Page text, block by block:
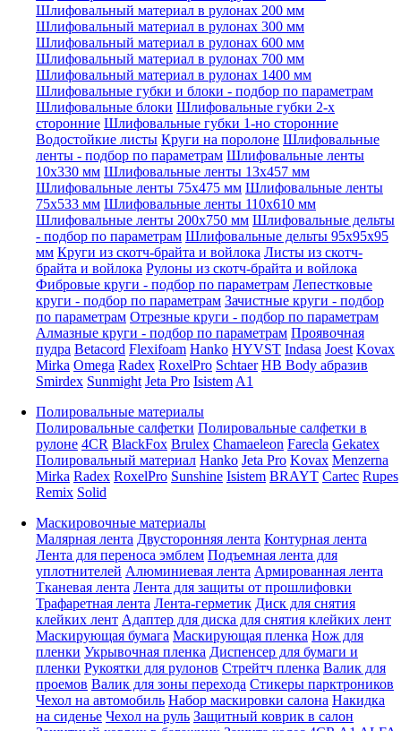
Шлифовальный материал в рулонах 200 мм
Шлифовальный материал в рулонах 300 мм
Шлифовальный материал в рулонах 600 мм
Шлифовальный материал в рулонах 700 мм
Шлифовальный материал в рулонах 1400 мм
Шлифовальные губки и блоки - подбор по параметрам
Шлифовальные блоки Шлифовальные губки 2-х
сторонние Шлифовальные губки 1-но сторонние
Водостойкие листы Круги на поролоне Шлифовальные
ленты - подбор по параметрам Шлифовальные ленты
10x330 мм Шлифовальные ленты 13x457 мм
Шлифовальные ленты 75x475 мм Шлифовальные ленты
75x533 мм Шлифовальные ленты 110x610 мм
Шлифовальные ленты 200x750 мм Шлифовальные дельты
- подбор по параметрам Шлифовальные дельты 95x95x95
мм Круги из скотч-брайта и войлока Листы из скотч-
брайта и войлока Рулоны из скотч-брайта и войлока
Фибровые круги - подбор по параметрам Лепестковые
круги - подбор по параметрам Зачистные круги - подбор
по параметрам Отрезные круги - подбор по параметрам
Алмазные круги - подбор по параметрам Проявочная
пудра Betacord Flexifoam Hanko HYVST Indasa Joest Kovax
Mirka Omega Radex RoxelPro Schtaer HB Body абразив
Smirdex Sunmight Jeta Pro Isistem A1
Полировальные материалы
Полировальные салфетки Полировальные салфетки в
рулоне 4CR BlackFox Brulex Chamaeleon Farecla Gekatex
Полировальный материал Hanko Jeta Pro Kovax Menzerna
Mirka Radex RoxelPro Sunshine Isistem BRAYT Cartec Rupes
Remix Solid
Маскировочные материалы
Малярная лента Двусторонняя лента Контурная лента
Лента для переноса эмблем Подъемная лента для
уплотнителей Алюминиевая лента Армированная лента
Тканевая лента Лента для защиты от прошлифовки
Трафаретная лента Лента-герметик Диск для снятия
клейких лент Адаптер для диска для снятия клейких лент
Маскирующая бумага Маскирующая пленка Нож для
пленки Укрывочная пленка Диспенсер для бумаги и
пленки Рукоятки для рулонов Стрейтч пленка Валик для
проемов Валик для зоны перехода Стикеры парктроников
Чехол на автомобиль Набор маскировки салона Накидка
на сиденье Чехол на руль Защитный коврик в салон